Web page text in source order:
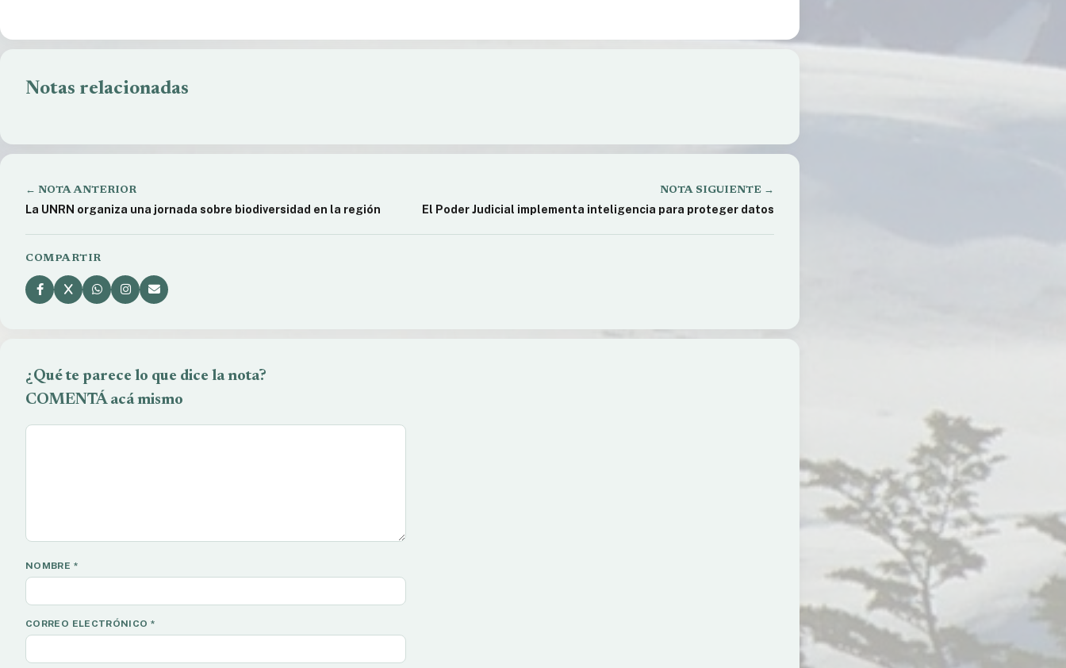
Notas relacionadas
Me fui quedando mar: exposición en
← NOTA ANTERIOR
La UNRN organiza una jornada sobre biodiversidad en la región
NOTA SIGUIENTE →
El Poder Judicial implementa inteligencia para proteger datos
COMPARTIR
¿Qué te parece lo que dice la nota?
COMENTÁ acá mismo
NOMBRE *
CORREO ELECTRÓNICO *